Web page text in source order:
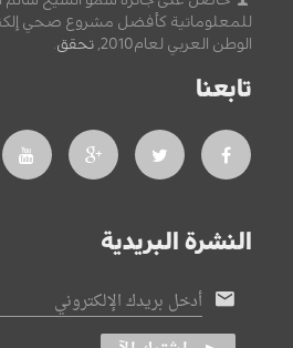
للمعلوماتية كأفضل مشروع صحي
الوطن العربي لعام2010,
تحقق.
تابعنا
النشرة البريدية
أدخل بريدك الإلكتروني